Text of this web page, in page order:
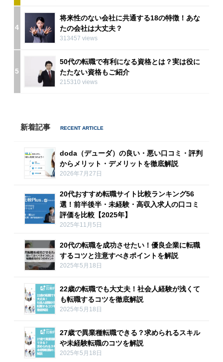
4
将来性のない会社に共通する18の特徴！あな
たの会社は大丈夫？
313457 views
5
50代の転職で有利になる資格とは？実は役に
たたない資格もご紹介
215310 views
新着記事
doda（デューダ）の良い・悪い口コミ・評判
からメリット・デメリットを徹底解説
2026年7月27日
20代おすすめ転職サイト比較ランキング56
選！前半後半・未経験・高収入求人の口コミ
評価を比較【2025年】
2025年11月5日
20代の転職を成功させたい！優良企業に転職
するコツと注意すべきポイントを解説
2025年5月18日
22歳の転職でも大丈夫！社会人経験が浅くて
も転職するコツを徹底解説
2025年5月18日
27歳で異業種転職できる？求められるスキル
や未経験転職のコツを解説
2025年5月18日